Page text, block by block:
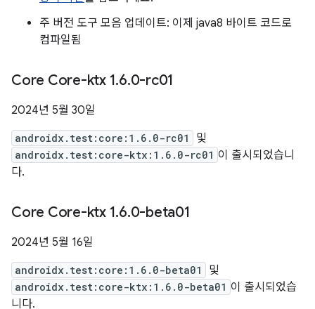
주 버전 도구 모음 업데이트: 이제 java8 바이트 코드로
컴파일됨
Core Core-ktx 1.6.0-rc01
2024년 5월 30일
androidx.test:core:1.6.0-rc01 및
androidx.test:core-ktx:1.6.0-rc01 이 출시되었습니
다.
Core Core-ktx 1.6.0-beta01
2024년 5월 16일
androidx.test:core:1.6.0-beta01 및
androidx.test:core-ktx:1.6.0-beta01 이 출시되었습
니다.